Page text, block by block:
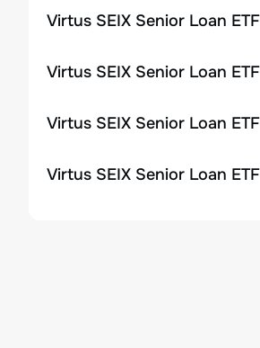
Virtus SEIX Senior Loan
Virtus SEIX Senior Loan
Virtus SEIX Senior Loan
Virtus SEIX Senior Loan